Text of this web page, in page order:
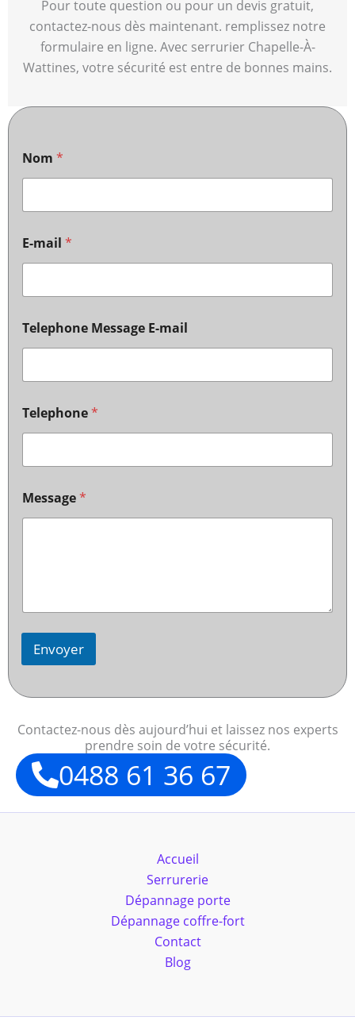
Pour toute question ou pour un devis gratuit,
contactez-nous dès maintenant. remplissez notre
formulaire en ligne. Avec serrurier Chapelle-À-
Wattines, votre sécurité est entre de bonnes mains.
Nom *
E-mail *
Telephone Message E-mail
Telephone*
Message*
Envoyer
Contactez-nous dès aujourd’hui et laissez nos experts
prendre soin de votre sécurité.
0488 61 36 67
Accueil
Serrurerie
Dépannage porte
Dépannage coffre-fort
Contact
Blog